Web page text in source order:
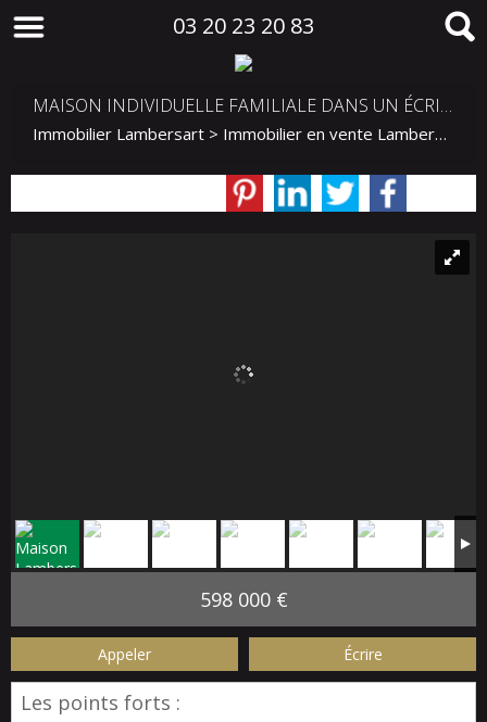
03 20 23 20 83
MAISON INDIVIDUELLE FAMILIALE DANS UN ÉCRIN DE VERDURE.
Immobilier Lambersart > Immobilier en vente Lambersart
598 000 €
Appeler Écrire
Les points forts :